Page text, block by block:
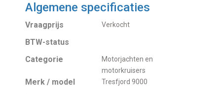
Algemene specificaties
Vraagprijs Verkocht
BTW-status
Categorie
Motorjachten en
motorkruisers
Merk / model Tresfjord 9000